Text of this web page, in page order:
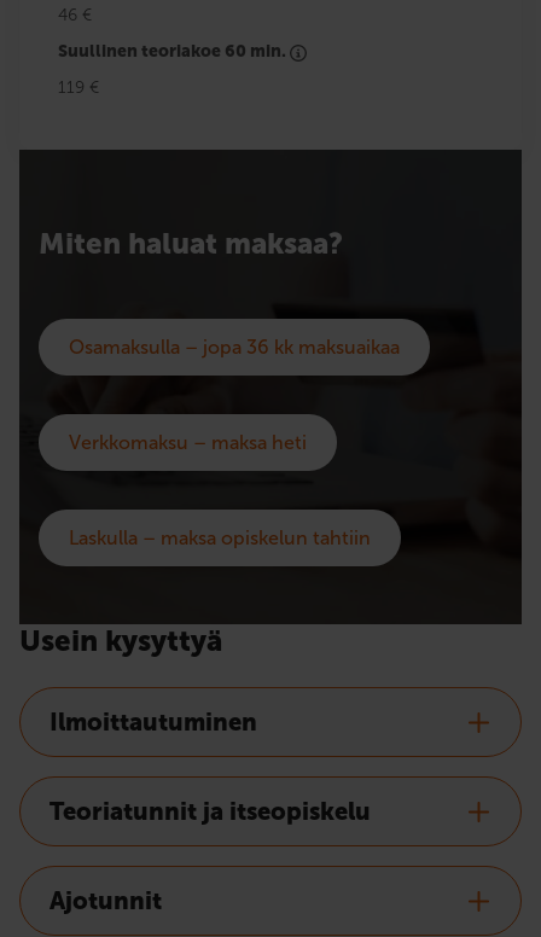
46 €
Suullinen teoriakoe 60 min.
119 €
Miten haluat maksaa?
Osamaksulla – jopa 36 kk maksuaikaa
Verkkomaksu – maksa heti
Laskulla – maksa opiskelun tahtiin
Usein kysyttyä
Ilmoittautuminen
Teoriatunnit ja itseopiskelu
Ajotunnit